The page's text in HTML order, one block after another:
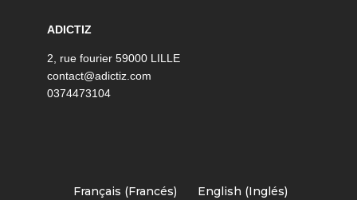
ADICTIZ
2, rue fourier 59000 LILLE
contact@adictiz.com
0374473104
Français (Francés) English (Inglés)